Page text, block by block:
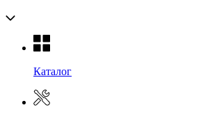
Каталог